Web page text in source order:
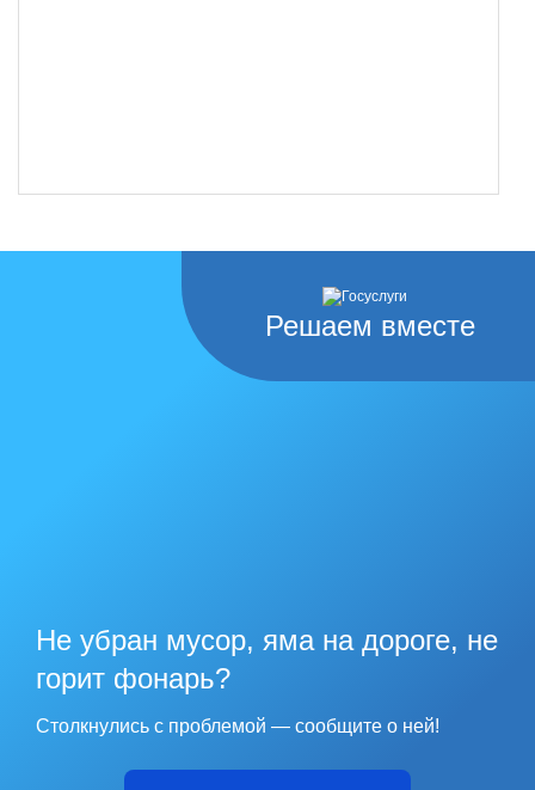
Решаем вместе
Не убран мусор, яма на дороге, не
горит фонарь?
Столкнулись с проблемой — сообщите о ней!